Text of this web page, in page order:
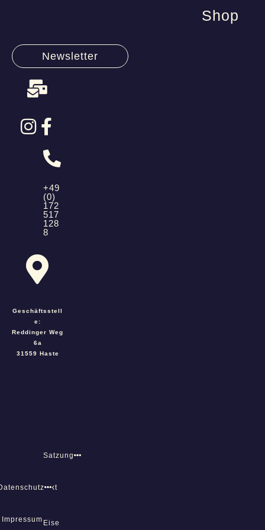
Newsletter
+49
(0)
172
517
128
8
Geschäftsstell
e:
Reddinger Weg
6a
31559 Haste
Satzung
Kontakt
Impressum Eise
Shop